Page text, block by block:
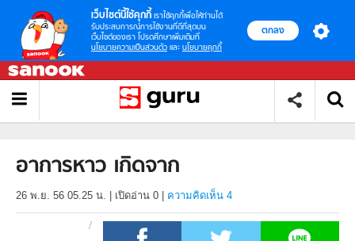
เว็บไซต์นี้ใช้คุกกี้ เราใช้คุกกี้เพื่อให้ท่านได้
รับประสบการณ์การใช้งานที่ดีที่สุดบน
เว็บไซต์ของเรา โปรดศึกษาเพิ่มเติมที่
นโยบายความเป็นส่วนตัว และ นโยบายคุกกี้
ตกลง
อาการหาว เกิดจาก
26 พ.ย. 56 05.25 น. เปิดอ่าน 0 ความคิดเห็น 4